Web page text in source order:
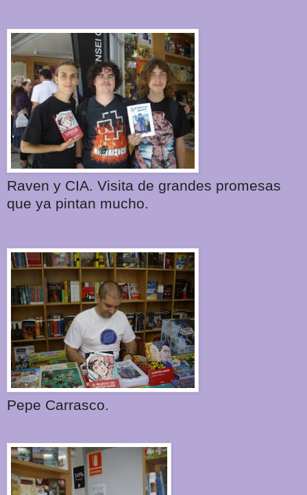
Raven y CIA. Visita de grandes promesas
que ya pintan mucho.
Pepe Carrasco.